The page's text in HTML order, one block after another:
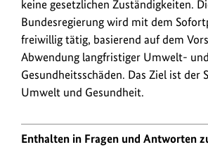
keine gesetzlichen Zuständigkeiten.
Bundesregierung wird mit dem
freiwillig tätig, basierend auf dem
Abwendung langfristiger Umwelt-
Gesundheitsschäden. Das Ziel ist der
Umwelt und Gesundheit.
Enthalten in Fragen und Antworten